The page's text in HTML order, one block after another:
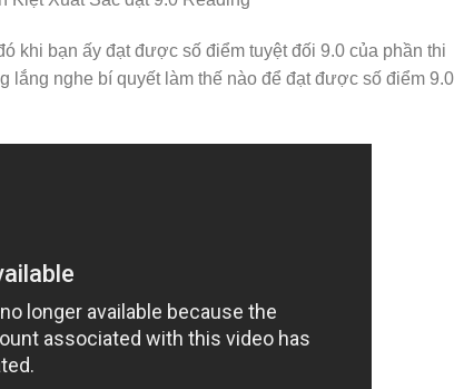
khi bạn ấy đạt được số điểm tuyệt đối 9.0 của phần thi
lắng nghe bí quyết làm thế nào để đạt được số điểm 9.0